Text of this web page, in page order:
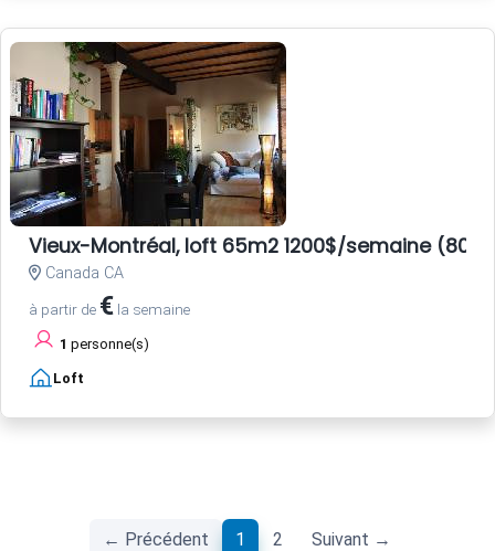
Vieux-Montréal, loft 65m2 1200$/semaine
Canada CA
à partir de € la semaine
1 personne(s)
Loft
← Précédent 1 (current)
2 Suivant →